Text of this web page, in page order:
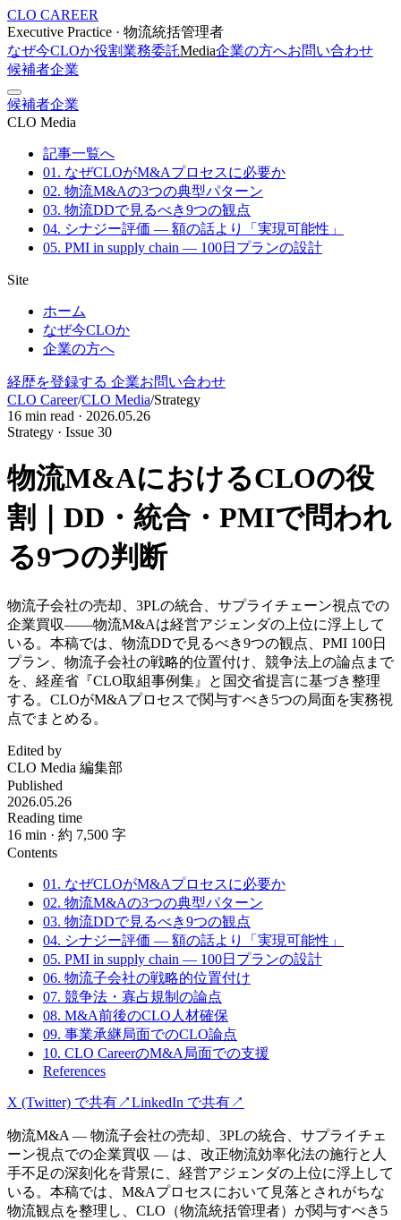
CLO CAREER
Executive Practice · 物流統括管理者
なぜ今CLOか役割業務委託Media企業の方へお問い合わせ
候補者企業
候補者企業
CLO Media
記事一覧へ
01. なぜCLOがM&Aプロセスに必要か
02. 物流M&Aの3つの典型パターン
03. 物流DDで見るべき9つの観点
04. シナジー評価 — 額の話より「実現可能性」
05. PMI in supply chain — 100日プランの設計
Site
ホーム
なぜ今CLOか
企業の方へ
経歴を登録する 企業お問い合わせ
CLO Career/CLO Media/Strategy
16 min read · 2026.05.26
Strategy · Issue 30
物流M&AにおけるCLOの役
割｜DD・統合・PMIで問われ
る9つの判断
物流子会社の売却、3PLの統合、サプライチェーン視点での
企業買収——物流M&Aは経営アジェンダの上位に浮上して
いる。本稿では、物流DDで見るべき9つの観点、PMI 100日
プラン、物流子会社の戦略的位置付け、競争法上の論点まで
を、経産省『CLO取組事例集』と国交省提言に基づき整理
する。CLOがM&Aプロセスで関与すべき5つの局面を実務視
点でまとめる。
Edited by
CLO Media 編集部
Published
2026.05.26
Reading time
16 min · 約 7,500 字
Contents
01. なぜCLOがM&Aプロセスに必要か
02. 物流M&Aの3つの典型パターン
03. 物流DDで見るべき9つの観点
04. シナジー評価 — 額の話より「実現可能性」
05. PMI in supply chain — 100日プランの設計
06. 物流子会社の戦略的位置付け
07. 競争法・寡占規制の論点
08. M&A前後のCLO人材確保
09. 事業承継局面でのCLO論点
10. CLO CareerのM&A局面での支援
References
X (Twitter) で共有↗LinkedIn で共有↗
物流M&A — 物流子会社の売却、3PLの統合、サプライチェ
ーン視点での企業買収 — は、改正物流効率化法の施行と人
手不足の深刻化を背景に、経営アジェンダの上位に浮上して
いる。本稿では、M&Aプロセスにおいて見落とされがちな
物流観点を整理し、CLO（物流統括管理者）が関与すべき5